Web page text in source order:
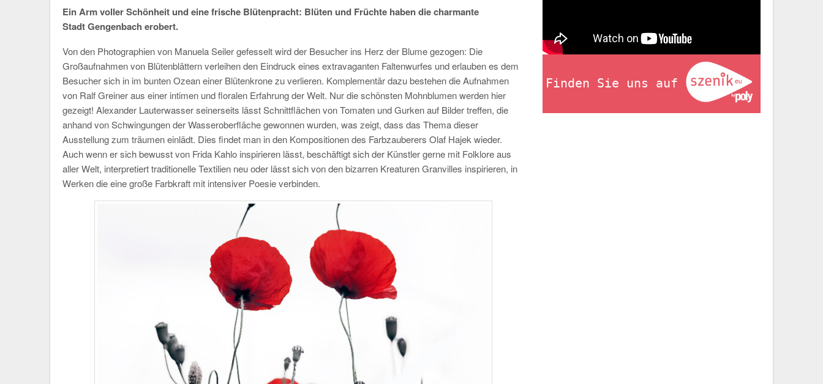
Ein Arm voller Schönheit und eine frische Blütenpracht: Blüten und Früchte haben die charmante
Stadt Gengenbach erobert.
Von den Photographien von Manuela Seiler gefesselt wird der Besucher ins Herz der Blume gezogen: Die
Großaufnahmen von Blütenblättern verleihen den Eindruck eines extravaganten Faltenwurfes und erlauben es dem
Besucher sich in im bunten Ozean einer Blütenkrone zu verlieren. Komplementär dazu bestehen die Aufnahmen
von Ralf Greiner aus einer intimen und floralen Erfahrung der Welt. Nur die schönsten Mohnblumen werden hier
gezeigt! Alexander Lauterwasser seinerseits lässt Schnittflächen von Tomaten und Gurken auf Bilder treffen, die
anhand von Schwingungen der Wasseroberfläche gewonnen wurden, was zeigt, dass das Thema dieser
Ausstellung zum träumen einlädt. Dies findet man in den Kompositionen des Farbzauberers Olaf Hajek wieder.
Auch wenn er sich bewusst von Frida Kahlo inspirieren lässt, beschäftigt sich der Künstler gerne mit Folklore aus
aller Welt, interpretiert traditionelle Textilien neu oder lässt sich von den bizarren Kreaturen Granvilles inspirieren, in
Werken die eine große Farbkraft mit intensiver Poesie verbinden.
Finden Sie uns auf